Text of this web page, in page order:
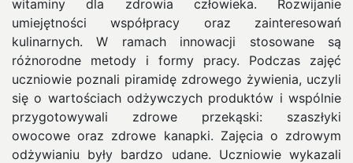
witaminy dla zdrowia człowieka. Rozwijanie
umiejętności współpracy oraz zainteresowań
kulinarnych. W ramach innowacji stosowane są
różnorodne metody i formy pracy. Podczas zajęć
uczniowie poznali piramidę zdrowego żywienia, uczyli
się o wartościach odżywczych produktów i wspólnie
przygotowywali zdrowe przekąski: szaszłyki
owocowe oraz zdrowe kanapki. Zajęcia o zdrowym
odżywianiu były bardzo udane. Uczniowie wykazali